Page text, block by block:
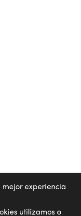
experiencia
utilizamos o